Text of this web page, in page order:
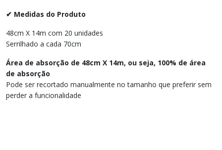
✔ Medidas do Produto
48cm X 14m com 20 unidades
Serrilhado a cada 70cm
Área de absorção de 48cm X 14m, ou seja, 100% de área
de absorção
Pode ser recortado manualmente no tamanho que preferir sem
perder a funcionalidade